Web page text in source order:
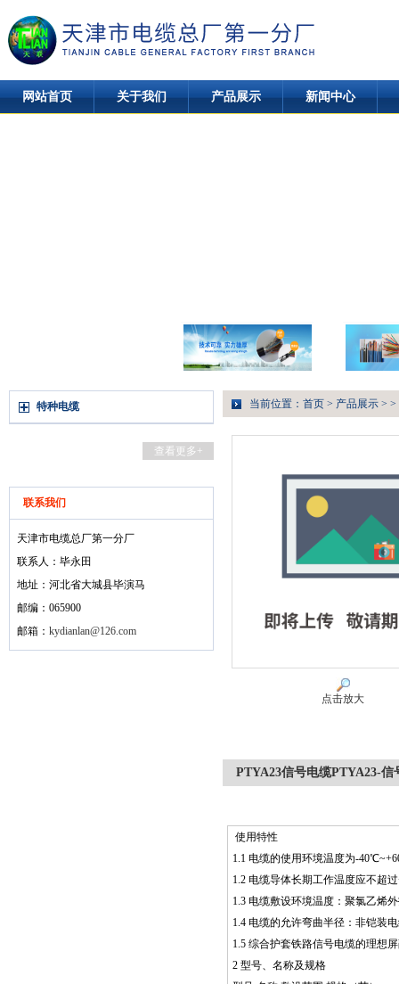
网站首页 关于我们 产品展示 新闻中心
特种电缆
查看更多+
联系我们
天津市电缆总厂第一分厂
联系人：毕永田
地址：河北省大城县毕演马
邮编：065900
邮箱： kydianlan@126.com
当前位置： 首页 > 产品展示 > >
点击放大
PTYA23信号电缆PTYA23-信
使用特性
1.1 电缆的使用环境温度为-
1.2 电缆导体长期工作温度应不超
1.3 电缆敷设环境温度：聚氯乙烯
1.4 电缆的允许弯曲半径：非铠装
1.5 综合护套铁路信号电缆的理想
2 型号、名称及规格